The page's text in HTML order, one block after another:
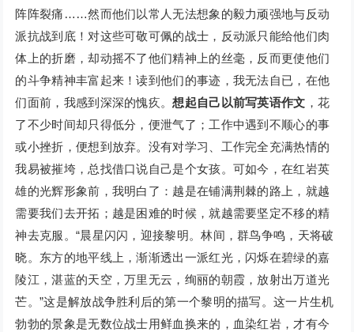
阵阵裂痛……然而他们以常人无法想象的毅力顽强地与反动
派抗战到底！对这些可敬可佩的战士，反动派只能给他们肉
体上的折磨，却动摇不了他们精神上的丝毫，反而更使他们
的斗争精神丰富起来！读到他们的事迹，我无法自已，在他
们面前，我感到深深的愧疚。想起自己以前写英语作文 ，花
了不少时间却只得低分，便泄气了；工作中遇到不顺心的事
或小挫折，便想到放弃。没有对学习、工作完全充满热情的
我易被摧垮，总找借口说自己是个女孩。可如今，在红岩英
雄的光辉形象前，我明白了：越是在铺满荆棘的路上，就越
需要我们去开拓；越是困难的时候，就越需要坚定不移的精
神去克服。“晨星闪闪，迎接黎明。林间，群鸟争鸣，天将破
晓。东方的地平线上，渐渐透出一派红光，闪烁在碧绿的嘉
陵江，湛蓝的天空，万里无云，绚丽的朝霞，放射出万道光
芒。”这是解放战争胜利后的第一个黎明的描写。这一片生机
勃勃的景象是无数位战士用鲜血换来的，血染红岩，才有今